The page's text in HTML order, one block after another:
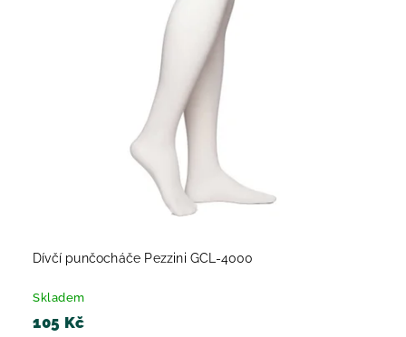
Dívčí punčocháče Pezzini GCL-4000
Skladem
105 Kč